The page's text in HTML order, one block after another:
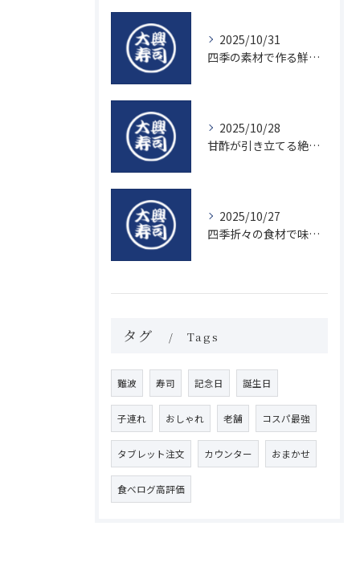
2025/10/31
四季の素材で作る鮮度抜群の握り寿司の魅力
2025/10/28
甘酢が引き立てる絶品寿司のシャリの秘密
2025/10/27
四季折々の食材で味わう絶品握り寿司の魅力
タグ Tags
難波 寿司 記念日 誕生日
子連れ おしゃれ 老舗 コスパ最強
タブレット注文 カウンター おまかせ
食べログ高評価